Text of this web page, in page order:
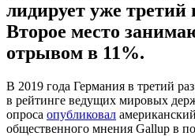
лидирует уже третий
Второе место
отрывом в 11%.
В 2019 года Германия в третий
в рейтинге ведущих мировых
опроса опубликовал
общественного мнения Gallup в